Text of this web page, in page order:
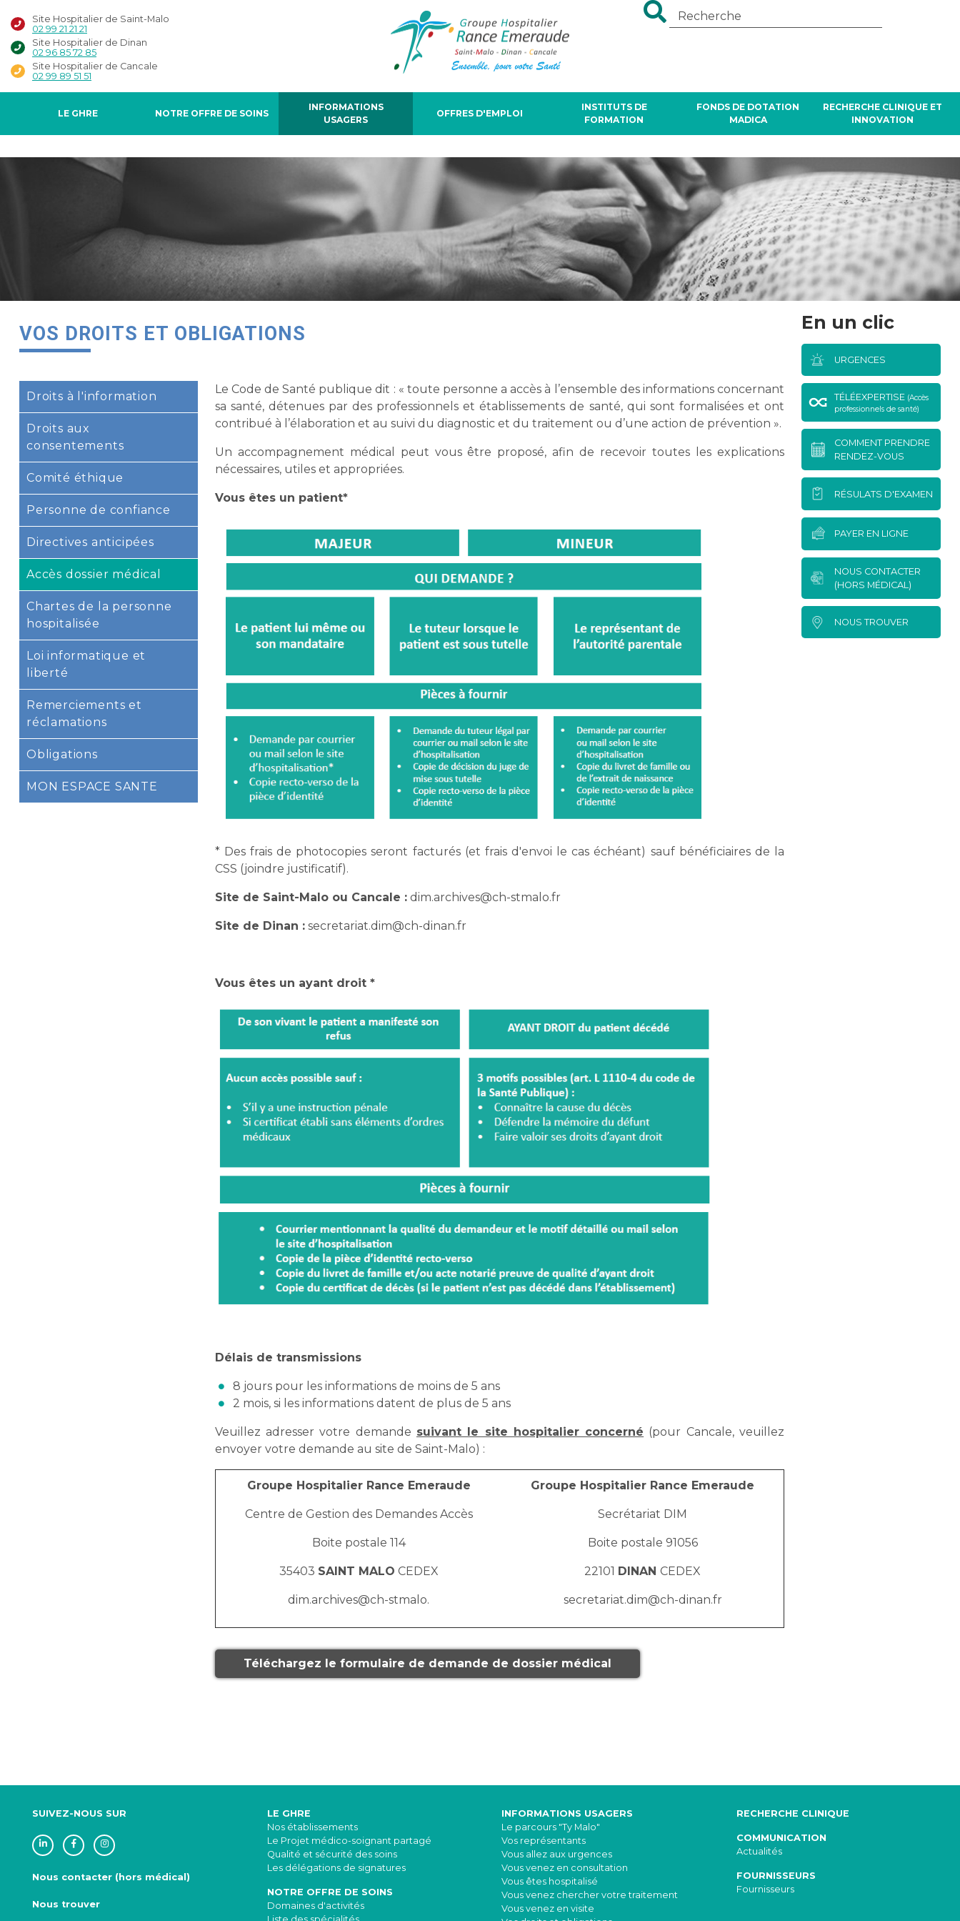
Site Hospitalier de Saint-Malo
02 99 21 21 21
Site Hospitalier de Dinan
02 96 85 72 85
Site Hospitalier de Cancale
02 99 89 51 51
LE GHRE NOTRE OFFRE DE SOINS
INFORMATIONS
USAGERS
OFFRES D'EMPLOI
INSTITUTS DE
FORMATION
FONDS DE DOTATION
MADICA
RECHERCHE CLINIQUE ET
INNOVATION
VOS DROITS ET OBLIGATIONS
Droits à l'information
Droits aux
consentements
Comité éthique
Personne de confiance
Directives anticipées
Accès dossier médical
Chartes de la personne
hospitalisée
Loi informatique et
liberté
Remerciements et
réclamations
Obligations
MON ESPACE SANTE
Le Code de Santé publique dit : « toute personne a accès à l’ensemble des informations concernant
sa santé, détenues par des professionnels et établissements de santé, qui sont formalisées et ont
contribué à l’élaboration et au suivi du diagnostic et du traitement ou d’une action de prévention ».
Un accompagnement médical peut vous être proposé, afin de recevoir toutes les explications
nécessaires, utiles et appropriées.
Vous êtes un patient*
* Des frais de photocopies seront facturés (et frais d'envoi le cas échéant) sauf bénéficiaires de la
CSS (joindre justificatif).
Site de Saint-Malo ou Cancale :dim.archives@ch-stmalo.fr
Site de Dinan :secretariat.dim@ch-dinan.fr
Vous êtes un ayant droit *
Délais de transmissions
8 jours pour les informations de moins de 5 ans
2 mois, si les informations datent de plus de 5 ans
Veuillez adresser votre demande suivant le site hospitalier concerné (pour Cancale, veuillez
envoyer votre demande au site de Saint-Malo) :
Groupe Hospitalier Rance Emeraude
Centre de Gestion des Demandes Accès
Boite postale 114
35403 SAINT MALO CEDEX
dim.archives@ch-stmalo.
Groupe Hospitalier Rance Emeraude
Secrétariat DIM
Boite postale 91056
22101 DINAN CEDEX
secretariat.dim@ch-dinan.fr
Téléchargez le formulaire de demande de dossier médical
En un clic
URGENCES
TÉLÉEXPERTISE (Accès
professionnels de santé)
COMMENT PRENDRE
RENDEZ-VOUS
RÉSULATS D'EXAMEN
PAYER EN LIGNE
NOUS CONTACTER
(HORS MÉDICAL)
NOUS TROUVER
SUIVEZ-NOUS SUR
Nous contacter (hors médical)
Nous trouver
LE GHRE
Nos établissements
Le Projet médico-soignant partagé
Qualité et sécurité des soins
Les délégations de signatures
NOTRE OFFRE DE SOINS
Domaines d'activités
INFORMATIONS USAGERS
Le parcours "Ty Malo"
Vos représentants
Vous allez aux urgences
Vous venez en consultation
Vous êtes hospitalisé
Vous venez chercher votre traitement
Vous venez en visite
RECHERCHE CLINIQUE
COMMUNICATION
Actualités
FOURNISSEURS
Fournisseurs